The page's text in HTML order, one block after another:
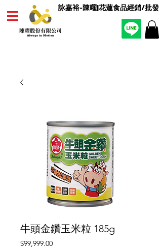
詠嘉裕-陳曜|花蓮食品經銷/批發
牛頭金鑽玉米粒 185g
$99,999.00價